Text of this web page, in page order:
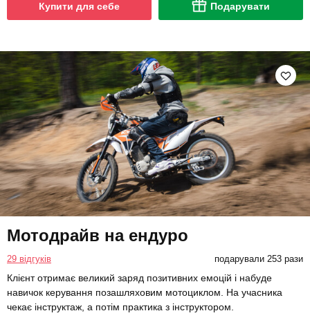
Купити для себе Подарувати
Мотодрайв на ендуро
29 відгуків подарували 253 рази
Клієнт отримає великий заряд позитивних емоцій і набуде
навичок керування позашляховим мотоциклом. На учасника
чекає інструктаж, а потім практика з інструктором.